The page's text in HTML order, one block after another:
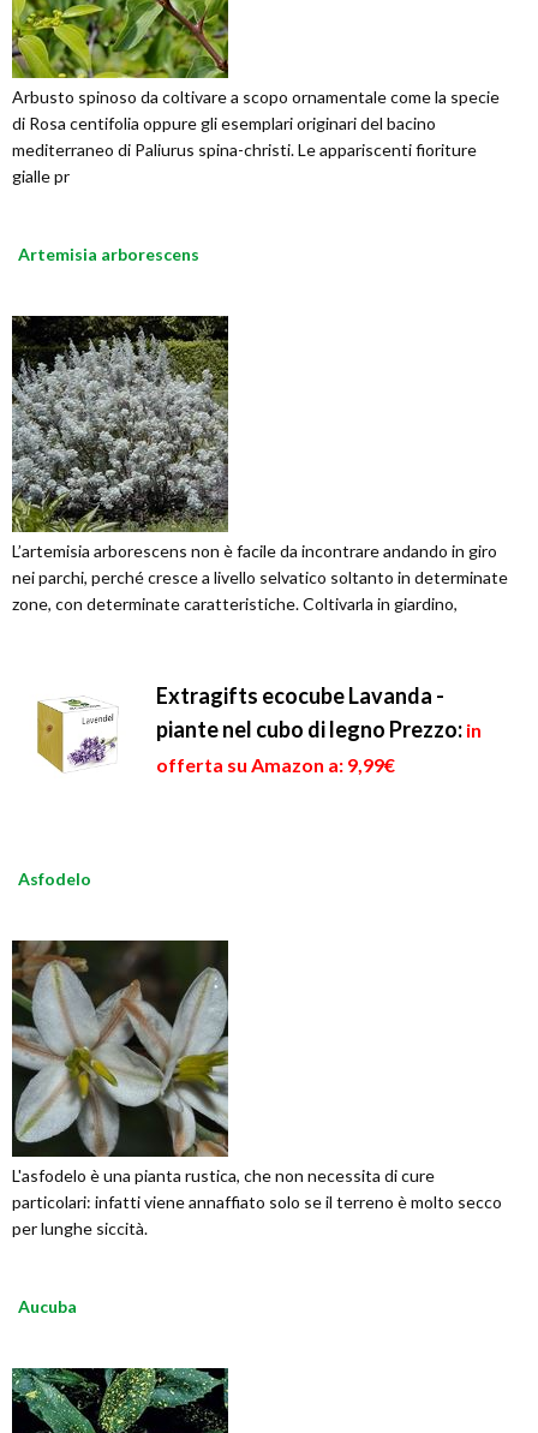
Arbusto spinoso da coltivare a scopo ornamentale come la specie
di Rosa centifolia oppure gli esemplari originari del bacino
mediterraneo di Paliurus spina-christi. Le appariscenti fioriture
gialle pr
Artemisia arborescens
L’artemisia arborescens non è facile da incontrare andando in giro
nei parchi, perché cresce a livello selvatico soltanto in determinate
zone, con determinate caratteristiche. Coltivarla in giardino,
Extragifts ecocube Lavanda -
piante nel cubo di legno Prezzo: in
offerta su Amazon a: 9,99€
Asfodelo
L'asfodelo è una pianta rustica, che non necessita di cure
particolari: infatti viene annaffiato solo se il terreno è molto secco
per lunghe siccità.
Aucuba